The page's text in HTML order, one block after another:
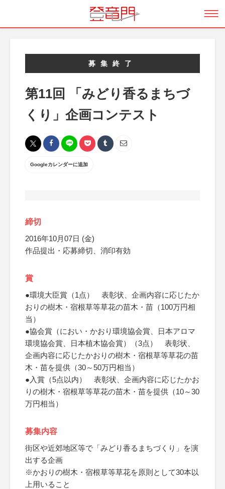
募集終了
第11回 「みどり香るまちづ
くり」企画コンテスト
Googleカレンダーに追加
締切
2016年10月07日 (金)
作品提出・応募締切、消印有効
賞
●環境大臣賞（1点） 表彰状、企画内容に応じたか
おりの樹木・宿根草等草花の苗木・苗（100万円相
当）
●協会賞（におい・かおり環境協会賞、日本アロマ
環境協会賞、日本植木協会賞）（3点） 表彰状、
企画内容に応じたかおりの樹木・宿根草等草花の苗
木・苗を提供（30～50万円相当）
●入賞（5点以内） 表彰状、企画内容に応じたかお
りの樹木・宿根草等草花の苗木・苗を提供（10～30
万円相当）
募集内容
街区や近郊地区等で「みどり香るまちづくり」を演
出する企画
※かおりの樹木・宿根草等草花を原則として30本以
上用いること